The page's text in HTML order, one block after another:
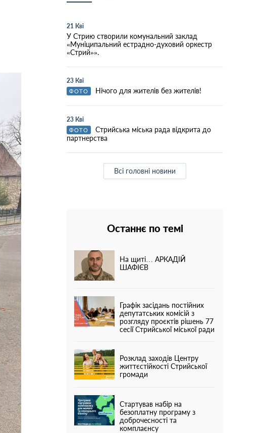
21 Кві
У Стрию створили комунальний заклад
«Муніципальний естрадно-духовий оркестр
«Стрий»».
23 Кві
ФОТО Нічого для жителів без жителів!
23 Кві
ФОТО
Стрийська міська рада відкрита до
партнерства
Всі головні новини
Останнє по темі
На щиті… АРКАДІЙ
ШАФІЄВ
Графік засідань постійних
депутатських комісій з
розгляду проєктів рішень 77
сесії Стрийської міської ради
Розклад заходів Центру
життєстійкості Стрийської
громади
Стартував набір на
безоплатну програму з
доброчесності та
комплаєнсу